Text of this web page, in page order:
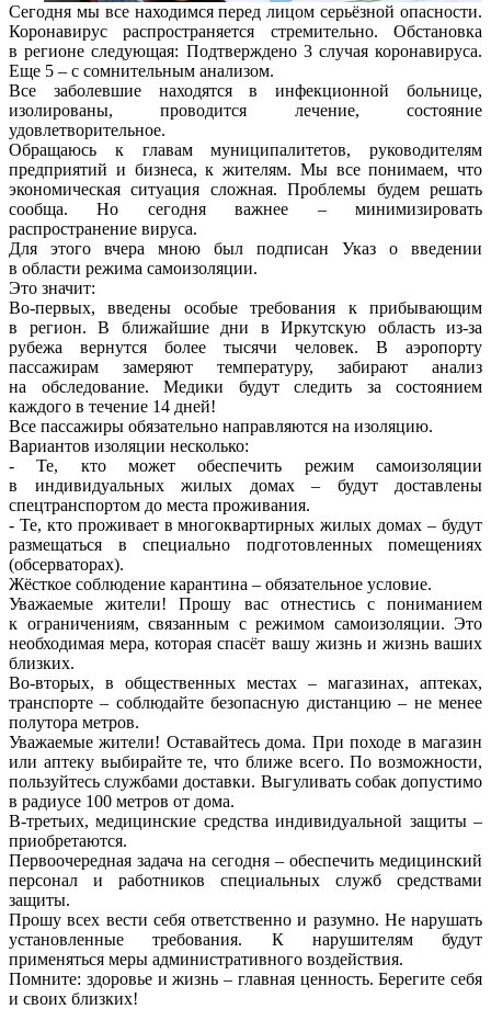
Сегодня мы все находимся перед лицом серьёзной опасности.
Коронавирус распространяется стремительно. Обстановка
в регионе следующая: Подтверждено 3 случая коронавируса.
Еще 5 – с сомнительным анализом.
Все заболевшие находятся в инфекционной больнице,
изолированы, проводится лечение, состояние
удовлетворительное.
Обращаюсь к главам муниципалитетов, руководителям
предприятий и бизнеса, к жителям. Мы все понимаем, что
экономическая ситуация сложная. Проблемы будем решать
сообща. Но сегодня важнее – минимизировать
распространение вируса.
Для этого вчера мною был подписан Указ о введении
в области режима самоизоляции.
Это значит:
Во-первых, введены особые требования к прибывающим
в регион. В ближайшие дни в Иркутскую область из-за
рубежа вернутся более тысячи человек. В аэропорту
пассажирам замеряют температуру, забирают анализ
на обследование. Медики будут следить за состоянием
каждого в течение 14 дней!
Все пассажиры обязательно направляются на изоляцию.
Вариантов изоляции несколько:
- Те, кто может обеспечить режим самоизоляции
в индивидуальных жилых домах – будут доставлены
спецтранспортом до места проживания.
- Те, кто проживает в многоквартирных жилых домах – будут
размещаться в специально подготовленных помещениях
(обсерваторах).
Жёсткое соблюдение карантина – обязательное условие.
Уважаемые жители! Прошу вас отнестись с пониманием
к ограничениям, связанным с режимом самоизоляции. Это
необходимая мера, которая спасёт вашу жизнь и жизнь ваших
близких.
Во-вторых, в общественных местах – магазинах, аптеках,
транспорте – соблюдайте безопасную дистанцию – не менее
полутора метров.
Уважаемые жители! Оставайтесь дома. При походе в магазин
или аптеку выбирайте те, что ближе всего. По возможности,
пользуйтесь службами доставки. Выгуливать собак допустимо
в радиусе 100 метров от дома.
В-третьих, медицинские средства индивидуальной защиты –
приобретаются.
Первоочередная задача на сегодня – обеспечить медицинский
персонал и работников специальных служб средствами
защиты.
Прошу всех вести себя ответственно и разумно. Не нарушать
установленные требования. К нарушителям будут
применяться меры административного воздействия.
Помните: здоровье и жизнь – главная ценность. Берегите себя
и своих близких!